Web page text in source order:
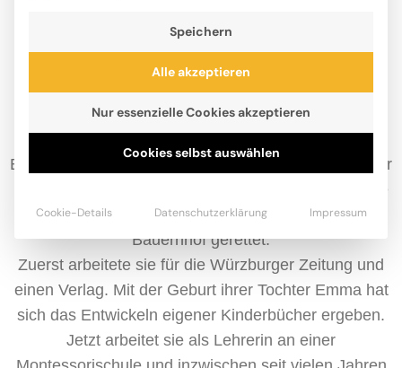
Seit 2003 freiberufliche Autorin, lebt und arbeitet
Erding in einem Haus mit kleinem Garten. Ihre Kinder
Emma und Johann sind inzwischen 17 und 14 Jahre
alt, die Katze Lola hat die Familie von einem
Bauernhof gerettet.
Zuerst arbeitete sie für die Würzburger Zeitung und
einen Verlag. Mit der Geburt ihrer Tochter Emma hat
sich das Entwickeln eigener Kinderbücher ergeben.
Jetzt arbeitet sie als Lehrerin an einer
Speichern
Alle akzeptieren
Nur essenzielle Cookies akzeptieren
Cookies selbst auswählen
Cookie-Details Datenschutzerklärung Impressum